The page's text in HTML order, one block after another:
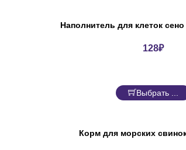
Наполнитель для клеток
128₽
Выбрать ...
Корм для морских